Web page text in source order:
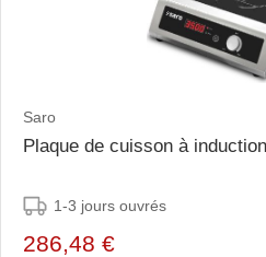
Saro
Plaque de cuisson à
1-3 jours ouvrés
286,48 €